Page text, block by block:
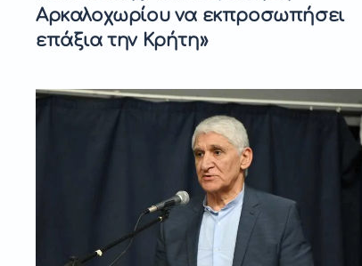
Αρκαλοχωρίου να εκπροσωπήσει
επάξια την Κρήτη»